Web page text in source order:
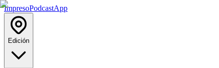
ImpresoPodcastApp
Edición